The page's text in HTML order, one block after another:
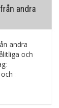
andra
andra
och